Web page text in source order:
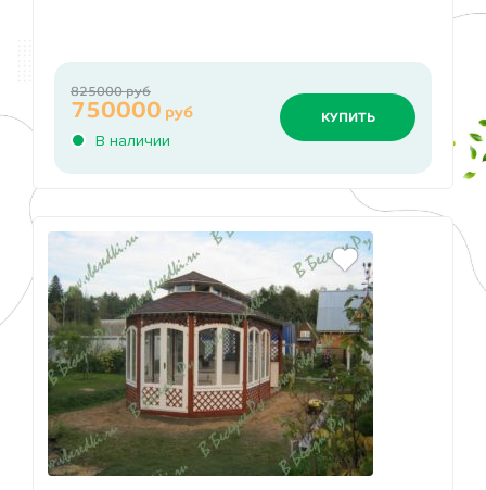
В наличии
750000 руб
825000 руб
КУПИТЬ